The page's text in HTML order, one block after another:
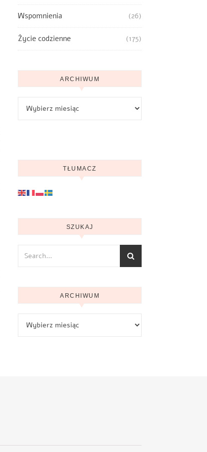
Wspomnienia (26)
Życie codzienne (175)
ARCHIWUM
TŁUMACZ
SZUKAJ
ARCHIWUM